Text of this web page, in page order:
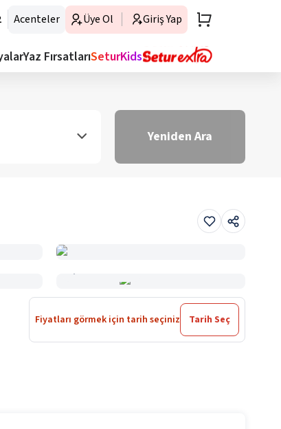
Acenteler Üye Ol Giriş Yap
Yaz FırsatlarıSeturKids
Yeniden Ara
Fiyatları görmek için tarih seçiniz Tarih Seç